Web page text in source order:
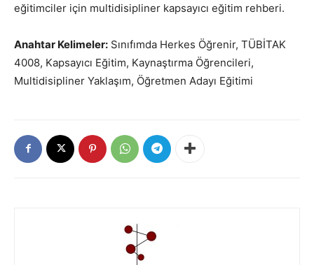
eğitimciler için multidisipliner kapsayıcı eğitim rehberi.
Anahtar Kelimeler: Sınıfımda Herkes Öğrenir, TÜBİTAK
4008, Kapsayıcı Eğitim, Kaynaştırma Öğrencileri,
Multidisipliner Yaklaşım, Öğretmen Adayı Eğitimi